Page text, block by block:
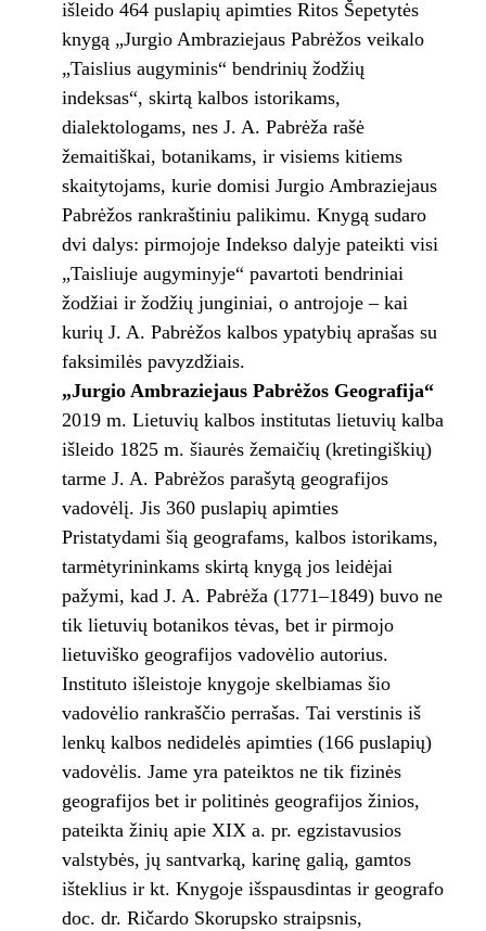
išleido 464 puslapių apimties Ritos Šepetytės
knygą „Jurgio Ambraziejaus Pabrėžos veikalo
„Taislius augyminis“ bendrinių žodžių
indeksas“, skirtą kalbos istorikams,
dialektologams, nes J. A. Pabrėža rašė
žemaitiškai, botanikams, ir visiems kitiems
skaitytojams, kurie domisi Jurgio Ambraziejaus
Pabrėžos rankraštiniu palikimu. Knygą sudaro
dvi dalys: pirmojoje Indekso dalyje pateikti visi
„Taisliuje augyminyje“ pavartoti bendriniai
žodžiai ir žodžių junginiai, o antrojoje – kai
kurių J. A. Pabrėžos kalbos ypatybių aprašas su
faksimilės pavyzdžiais.
„Jurgio Ambraziejaus Pabrėžos Geografija“
2019 m. Lietuvių kalbos institutas lietuvių kalba
išleido 1825 m. šiaurės žemaičių (kretingiškių)
tarme J. A. Pabrėžos parašytą geografijos
vadovėlį. Jis 360 puslapių apimties
Pristatydami šią geografams, kalbos istorikams,
tarmėtyrininkams skirtą knygą jos leidėjai
pažymi, kad J. A. Pabrėža (1771–1849) buvo ne
tik lietuvių botanikos tėvas, bet ir pirmojo
lietuviško geografijos vadovėlio autorius.
Instituto išleistoje knygoje skelbiamas šio
vadovėlio rankraščio perrašas. Tai verstinis iš
lenkų kalbos nedidelės apimties (166 puslapių)
vadovėlis. Jame yra pateiktos ne tik fizinės
geografijos bet ir politinės geografijos žinios,
pateikta žinių apie XIX a. pr. egzistavusios
valstybės, jų santvarką, karinę galią, gamtos
išteklius ir kt. Knygoje išspausdintas ir geografo
doc. dr. Ričardo Skorupsko straipsnis,